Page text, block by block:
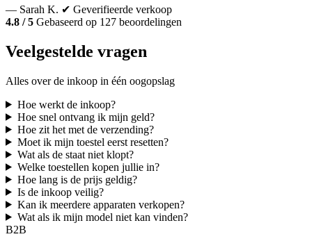
— Sarah K. ✔ Geverifieerde verkoop
4.8 / 5 Gebaseerd op 127 beoordelingen
Veelgestelde vragen
Alles over de inkoop in één oogopslag
Hoe werkt de inkoop?
Hoe snel ontvang ik mijn geld?
Hoe zit het met de verzending?
Moet ik mijn toestel eerst resetten?
Wat als de staat niet klopt?
Welke toestellen kopen jullie in?
Hoe lang is de prijs geldig?
Is de inkoop veilig?
Kan ik meerdere apparaten verkopen?
Wat als ik mijn model niet kan vinden?
B2B